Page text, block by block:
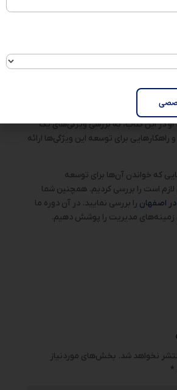
معتقد است که رهبران موثر، باید به
در این کتاب، به بررسی ویژگی‌های یک
راهکارهایی برای توسعه این ویژگی‌ها ارائه
که خواندن آن‌ها برای توسعه
است را بررسی کردیم. همچنین شما
را بررسی نمایید. در آن دوره ما
زمینه‌های مدیریت را پوشش دهیم.
نخواهد شد. بخش‌های موردنیاز
*